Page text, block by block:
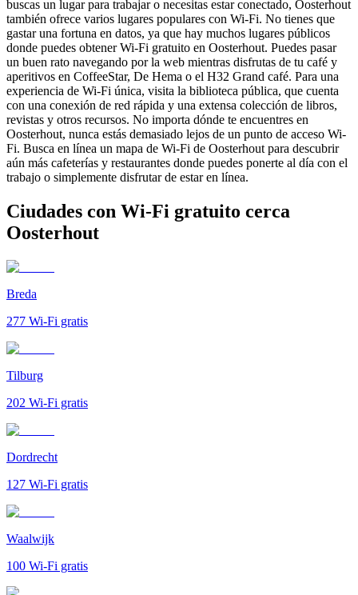
buscas un lugar para trabajar o necesitas estar conectado, Oosterhout
también ofrece varios lugares populares con Wi-Fi. No tienes que
gastar una fortuna en datos, ya que hay muchos lugares públicos
donde puedes obtener Wi-Fi gratuito en Oosterhout. Puedes pasar
un buen rato navegando por la web mientras disfrutas de tu café y
aperitivos en CoffeeStar, De Hema o el H32 Grand café. Para una
experiencia de Wi-Fi única, visita la biblioteca pública, que cuenta
con una conexión de red rápida y una extensa colección de libros,
revistas y otros recursos. No importa dónde te encuentres en
Oosterhout, nunca estás demasiado lejos de un punto de acceso Wi-
Fi. Busca en línea un mapa de Wi-Fi de Oosterhout para descubrir
aún más cafeterías y restaurantes donde puedes ponerte al día con el
trabajo o simplemente disfrutar de estar en línea.
Ciudades con Wi-Fi gratuito cerca
Oosterhout
Breda
277 Wi-Fi gratis
Tilburg
202 Wi-Fi gratis
Dordrecht
127 Wi-Fi gratis
Waalwijk
100 Wi-Fi gratis